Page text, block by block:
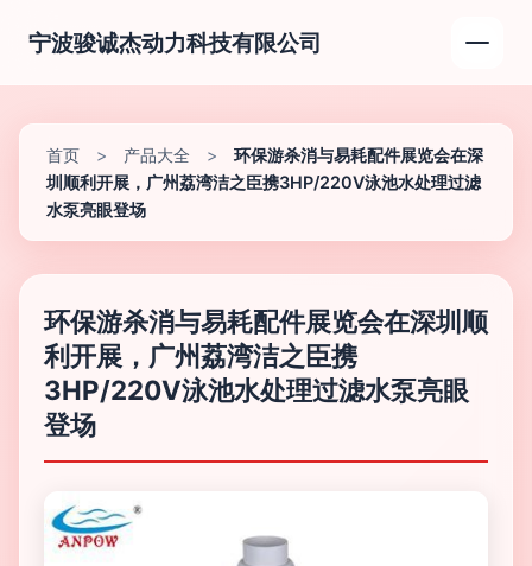
宁波骏诚杰动力科技有限公司
首页 > 产品大全 >
环保游杀消与易耗配件展览会在深
圳顺利开展，广州荔湾洁之臣携3HP/220V泳池水处理过滤
水泵亮眼登场
环保游杀消与易耗配件展览会在深圳顺
利开展，广州荔湾洁之臣携
3HP/220V泳池水处理过滤水泵亮眼
登场